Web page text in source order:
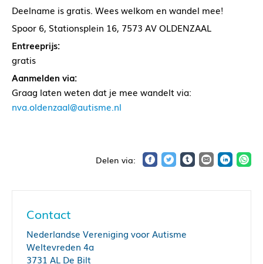
Deelname is gratis. Wees welkom en wandel mee!
Spoor 6, Stationsplein 16, 7573 AV OLDENZAAL
Entreeprijs:
gratis
Aanmelden via:
Graag laten weten dat je mee wandelt via:
nva.oldenzaal@autisme.nl
Contact
Nederlandse Vereniging voor Autisme
Weltevreden 4a
3731 AL De Bilt